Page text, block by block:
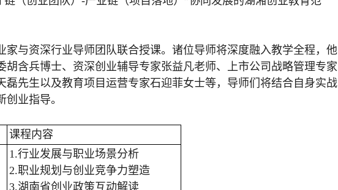
家与资深行业导师团队联合授课。诸位导师将深度融入教学全程，他
胡含兵博士、资深创业辅导专家张益凡老师、上市公司战略管理专家
磊先生以及教育项目运营专家石迎菲女士等，导师们将结合自身实战
业指导。
课程内容
1.行业发展与职业场景分析
2.职业规划与创业竞争力塑造
3.湖南省创业政策互动解读